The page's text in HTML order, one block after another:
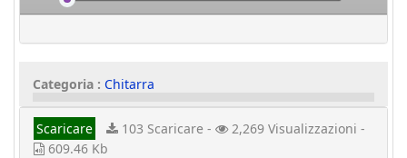
Categoria : Chitarra
Scaricare 103 Scaricare -
2,269 Visualizzazioni -
609.46 Kb